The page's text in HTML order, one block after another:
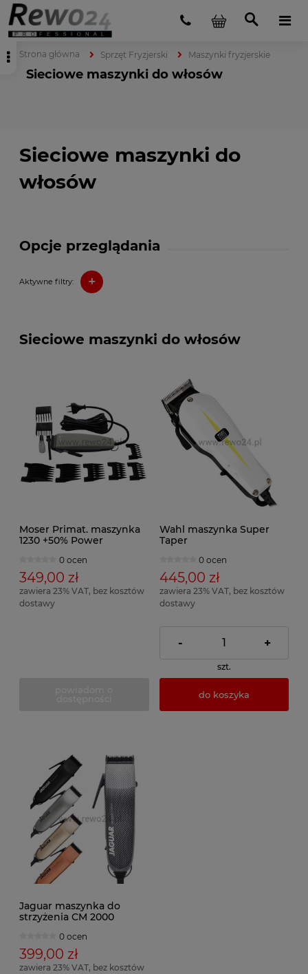
Strona główna Sprzęt Fryzjerski Maszynki fryzjerskie
Sieciowe maszynki do włosów
Opcje przeglądania
Aktywne filtry: +
Sieciowe maszynki do
włosów
Sieciowe maszynki do włosów
Moser Primat. maszynka
1230 +50% Power
0 ocen
349,00 zł
zawiera 23% VAT, bez kosztów
dostawy
Wahl maszynka Super
Taper
0 ocen
445,00 zł
zawiera 23% VAT, bez kosztów
dostawy
- +
szt.
do koszyka
Jaguar maszynka do
strzyżenia CM 2000
0 ocen
399,00 zł
zawiera 23% VAT, bez kosztów